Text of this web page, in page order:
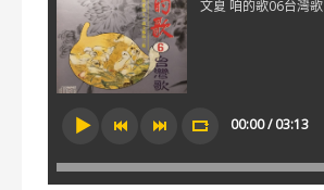
文夏 咱的歌06台灣歌
00:00 / 03:13